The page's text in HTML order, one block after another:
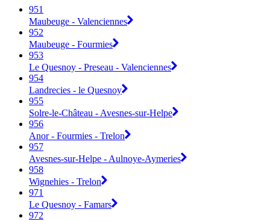
951
Maubeuge - Valenciennes
952
Maubeuge - Fourmies
953
Le Quesnoy - Preseau - Valenciennes
954
Landrecies - le Quesnoy
955
Solre-le-Château - Avesnes-sur-Helpe
956
Anor - Fourmies - Trelon
957
Avesnes-sur-Helpe - Aulnoye-Aymeries
958
Wignehies - Trelon
971
Le Quesnoy - Famars
972